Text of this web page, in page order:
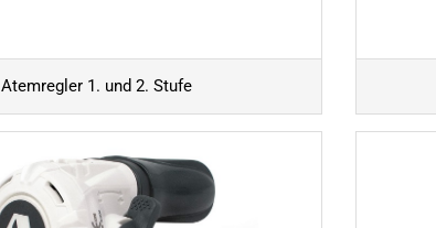
Atemregler 1. und 2. Stufe